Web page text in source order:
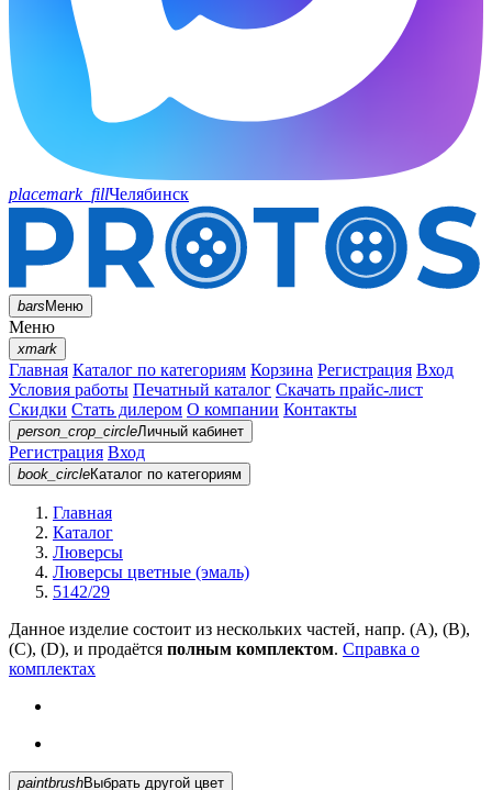
placemark_fillЧелябинск
barsМеню
Меню
xmark
Главная Каталог по категориям Корзина Регистрация Вход
Условия работы Печатный каталог Скачать прайс-лист
Скидки Стать дилером О компании Контакты
person_crop_circleЛичный кабинет
Регистрация Вход
book_circleКаталог по категориям
Главная
Каталог
Люверсы
Люверсы цветные (эмаль)
5142/29
Данное изделие состоит из нескольких частей, напр. (А), (B),
(С), (D), и продаётся полным комплектом. Справка о
комплектах
paintbrush
Выбрать другой цвет